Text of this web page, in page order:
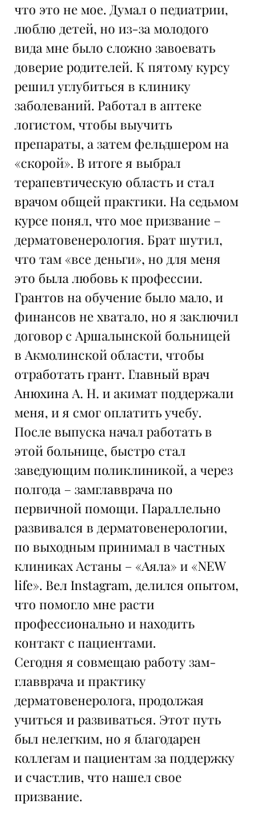
что это не мое. Думал о педиатрии,
люблю детей, но из-за молодого
вида мне было сложно завоевать
доверие родителей. К пятому курсу
решил углубиться в клинику
заболеваний. Работал в аптеке
логистом, чтобы выучить
препараты, а затем фельдшером на
«скорой». В итоге я выбрал
терапевтическую область и стал
врачом общей практики. На седьмом
курсе понял, что мое призвание –
дерматовенерология. Брат шутил,
что там «все деньги», но для меня
это была любовь к профессии.
Грантов на обучение было мало, и
финансов не хватало, но я заключил
договор с Аршалынской больницей
в Акмолинской области, чтобы
отработать грант. Главный врач
Анюхина А. Н. и акимат поддержали
меня, и я смог оплатить учебу.
После выпуска начал работать в
этой больнице, быстро стал
заведующим поликлиникой, а через
полгода – замглавврача по
первичной помощи. Параллельно
развивался в дерматовенерологии,
по выходным принимал в частных
клиниках Астаны – «Аяла» и «NEW
life». Вел Instagram, делился опытом,
что помогло мне расти
профессионально и находить
контакт с пациентами.
Сегодня я совмещаю работу зам-
главврача и практику
дерматовенеролога, продолжая
учиться и развиваться. Этот путь
был нелегким, но я благодарен
коллегам и пациентам за поддержку
и счастлив, что нашел свое
призвание.